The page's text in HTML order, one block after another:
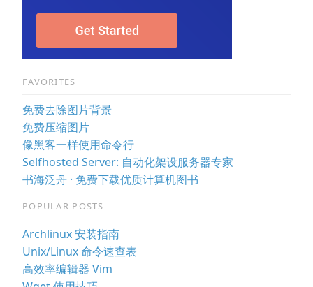
FAVORITES
免费去除图片背景
免费压缩图片
像黑客一样使用命令行
Selfhosted Server: 自动化架设服务器专家
书海泛舟 · 免费下载优质计算机图书
POPULAR POSTS
Archlinux 安装指南
Unix/Linux 命令速查表
高效率编辑器 Vim